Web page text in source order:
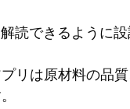
読できるように
リは原材料の品